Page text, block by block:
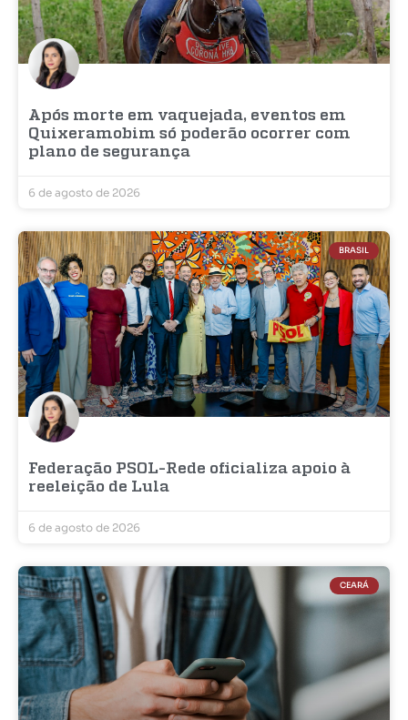
Após morte em vaquejada, eventos em
Quixeramobim só poderão ocorrer com
plano de segurança
6 de agosto de 2026
BRASIL
Federação PSOL-Rede oficializa apoio à
reeleição de Lula
6 de agosto de 2026
CEARÁ